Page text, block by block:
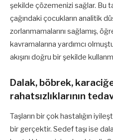
şekilde çözemenizi sağlar. Bu
çağındaki çocukların analitik
zorlanmamalarını sağlamış,
kavramalarına yardımcı
akışını doğru bir şekilde
Dalak, böbrek,
rahatsızlıklarının
Taşların bir çok hastalığın
bir gerçektir. Sedef taşı ise